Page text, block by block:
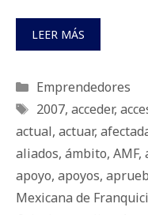
LEER MÁS
Categorías
Emprendedores
Etiquetas
2007, acceder,
actual, actuar,
aliados, ámbito, AMF,
apoyo, apoyos,
Mexicana de